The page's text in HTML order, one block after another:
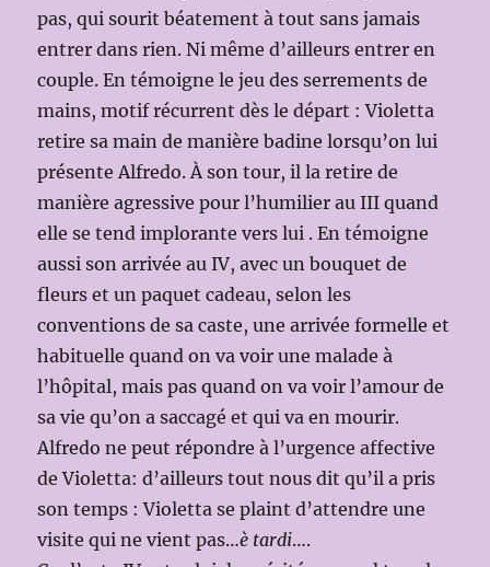
pas, qui sourit béatement à tout sans jamais
entrer dans rien. Ni même d’ailleurs entrer en
couple. En témoigne le jeu des serrements de
mains, motif récurrent dès le départ : Violetta
retire sa main de manière badine lorsqu’on lui
présente Alfredo. À son tour, il la retire de
manière agressive pour l’humilier au III quand
elle se tend implorante vers lui . En témoigne
aussi son arrivée au IV, avec un bouquet de
fleurs et un paquet cadeau, selon les
conventions de sa caste, une arrivée formelle et
habituelle quand on va voir une malade à
l’hôpital, mais pas quand on va voir l’amour de
sa vie qu’on a saccagé et qui va en mourir.
Alfredo ne peut répondre à l’urgence affective
de Violetta: d’ailleurs tout nous dit qu’il a pris
son temps : Violetta se plaint d’attendre une
visite qui ne vient pas…è tardi….